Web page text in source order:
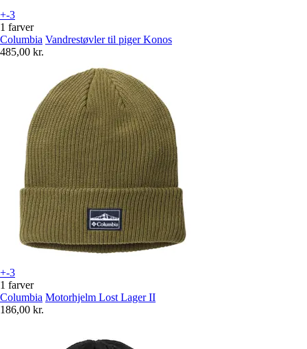
+-3
1 farver
Columbia Vandrestøvler til piger Konos
485,00 kr.
+-3
1 farver
Columbia Motorhjelm Lost Lager II
186,00 kr.